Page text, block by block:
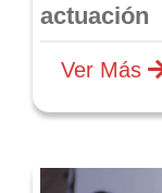
actuación
Ver Más